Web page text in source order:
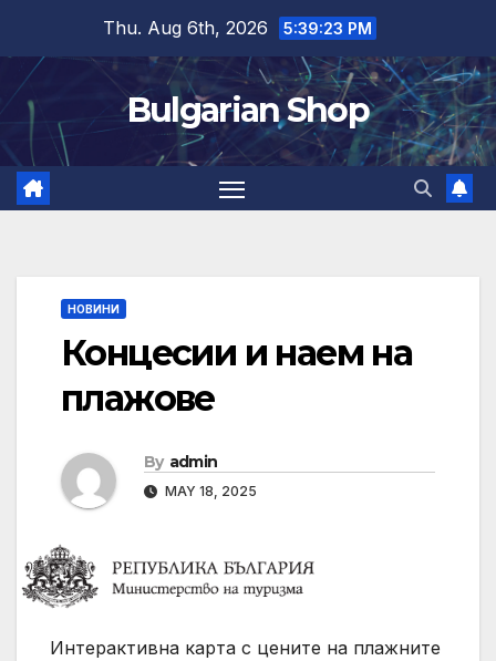
content
Thu. Aug 6th, 2026 5:39:23 PM
Bulgarian Shop
НОВИНИ
Концесии и наем на
плажове
By admin
MAY 18, 2025
Интерактивна карта с цените на плажните